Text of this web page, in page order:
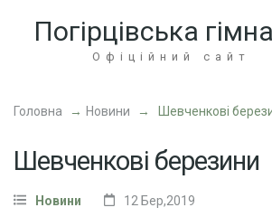
Enter)
Погірцівська
Офіційний сайт
Головна → Новини → Шевченкові
Шевченкові березини
Новини 12 Бер,2019